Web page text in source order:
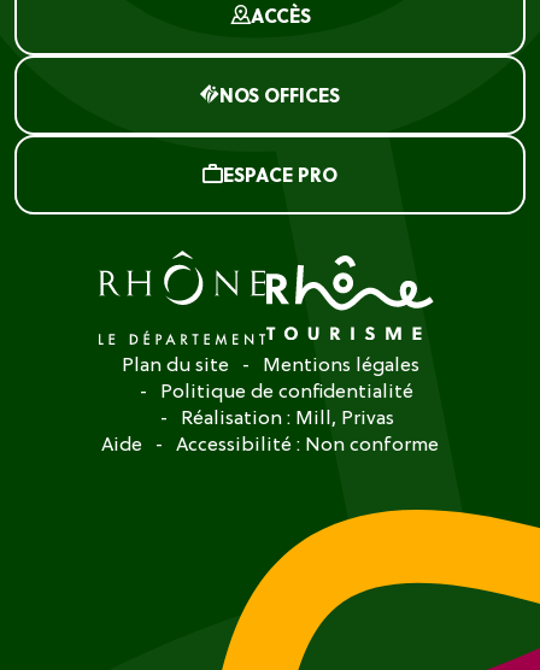
ACCÈS
NOS OFFICES
ESPACE PRO
Plan du site
Mentions légales
Politique de confidentialité
Réalisation : Mill, Privas
Aide
Accessibilité : Non conforme